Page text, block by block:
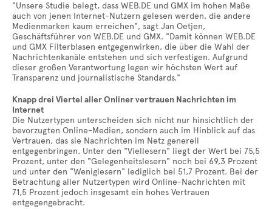
"Unsere Studie belegt, dass WEB.DE und GMX im hohen Maße
auch von jenen Internet-Nutzern gelesen werden, die andere
Medienmarken kaum erreichen", sagt Jan Oetjen,
Geschäftsführer von WEB.DE und GMX. "Damit können WEB.DE
und GMX Filterblasen entgegenwirken, die über die Wahl der
Nachrichtenkanäle entstehen und sich verfestigen. Aufgrund
dieser großen Verantwortung legen wir höchsten Wert auf
Transparenz und journalistische Standards."
Knapp drei Viertel aller Onliner vertrauen Nachrichten im
Internet
Die Nutzertypen unterscheiden sich nicht nur hinsichtlich der
bevorzugten Online-Medien, sondern auch im Hinblick auf das
Vertrauen, das sie Nachrichten im Netz generell
entgegenbringen. Unter den "Viellesern" liegt der Wert bei 75,5
Prozent, unter den "Gelegenheitslesern" noch bei 69,3 Prozent
und unter den "Weniglesern" lediglich bei 51,7 Prozent. Bei der
Betrachtung aller Nutzertypen wird Online-Nachrichten mit
71,5 Prozent jedoch insgesamt ein hohes Vertrauen
entgegengebracht.